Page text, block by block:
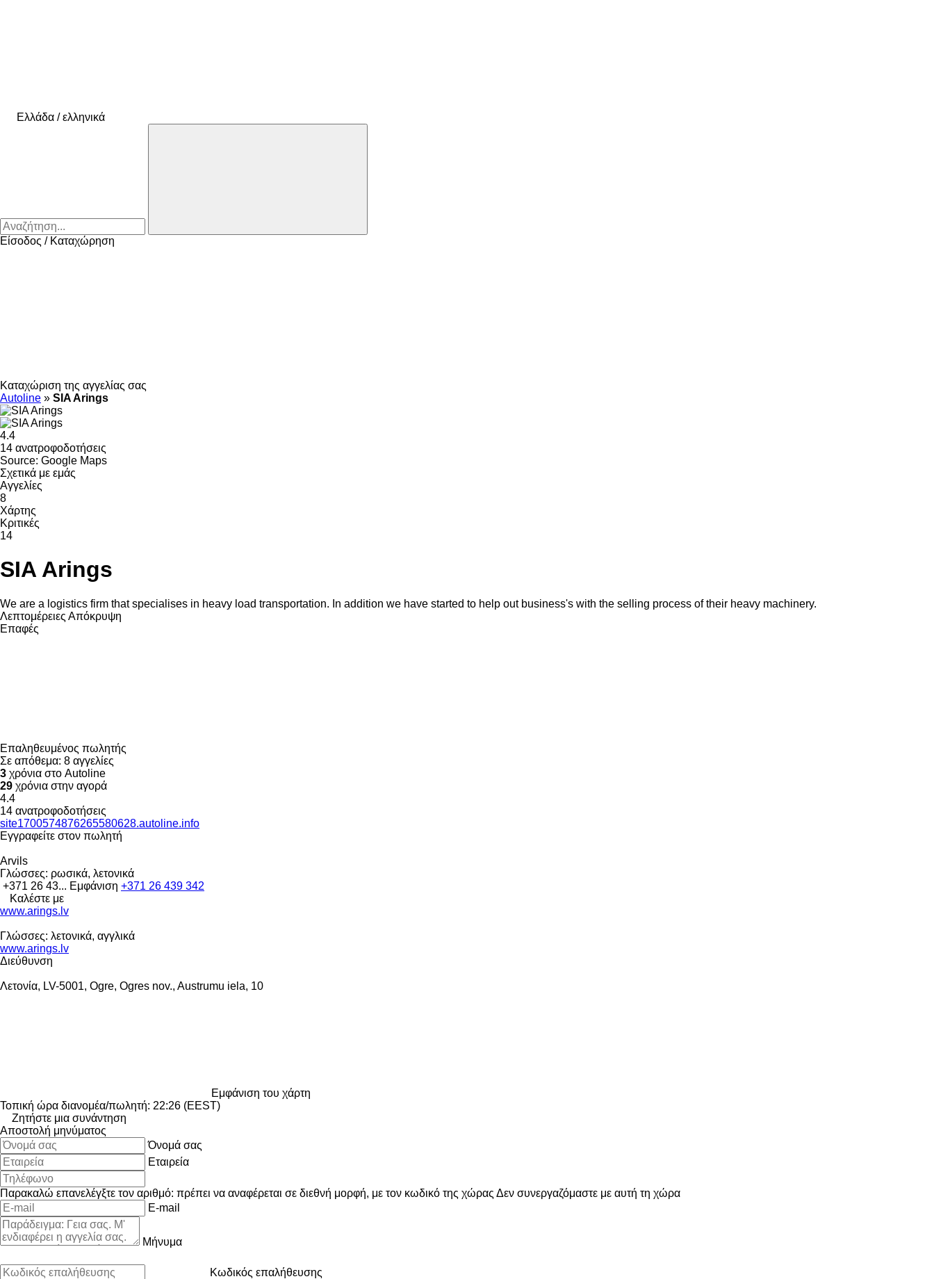
Ελλάδα / ελληνικά
Είσοδος / Καταχώρηση
Καταχώριση της αγγελίας σας
Autoline » SIA Arings
4.4
14 ανατροφοδοτήσεις
Source: Google Maps
Σχετικά με εμάς
Αγγελίες
8
Χάρτης
Κριτικές
14
SIA Arings
We are a logistics firm that specialises in heavy load transportation. In addition we have started to help out business's with the selling process of their heavy machinery.
Λεπτομέρειες Απόκρυψη
Επαφές
Επαληθευμένος πωλητής
Σε απόθεμα: 8 αγγελίες
3 χρόνια στο Autoline
29 χρόνια στην αγορά
4.4
14 ανατροφοδοτήσεις
site1700574876265580628.autoline.info
Εγγραφείτε στον πωλητή
Arvils
Γλώσσες: ρωσικά, λετονικά
+371 26 43... Εμφάνιση +371 26 439 342
Καλέστε με
www.arings.lv
Γλώσσες: λετονικά, αγγλικά
www.arings.lv
Διεύθυνση
Λετονία, LV-5001, Ogre, Ogres nov., Austrumu iela, 10
Εμφάνιση του χάρτη
Τοπική ώρα διανομέα/πωλητή: 22:26 (EEST)
Ζητήστε μια συνάντηση
Αποστολή μηνύματος
Όνομά σας
Εταιρεία
Παρακαλώ επανελέγξτε τον αριθμό: πρέπει να αναφέρεται σε διεθνή μορφή, με τον κωδικό της χώρας Δεν συνεργαζόμαστε με αυτή τη χώρα
E-mail
Μήνυμα
Κωδικός επαλήθευσης